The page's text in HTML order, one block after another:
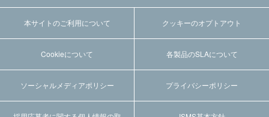
本サイトのご利用について クッキーのオプトアウト
Cookieについて 各製品のSLAについて
ソーシャルメディアポリシー プライバシーポリシー